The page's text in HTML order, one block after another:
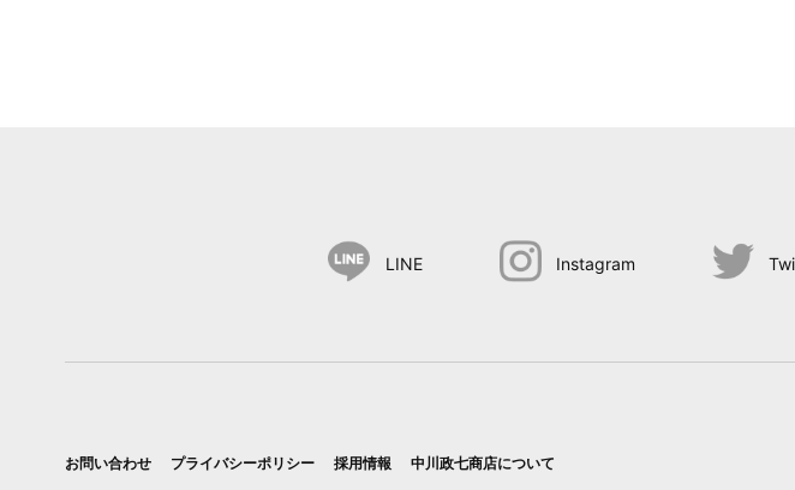
LINE Instagram
お問い合わせ プライバシーポリシー 採用情報 中川政七商店について